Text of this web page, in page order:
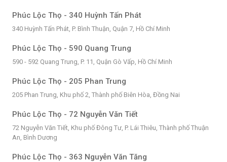
Phúc Lộc Thọ - 340 Huỳnh Tấn Phát
340 Huỳnh Tấn Phát, P. Bình Thuận, Quận 7, Hồ Chí Minh
Phúc Lộc Thọ - 590 Quang Trung
590 - 592 Quang Trung, P. 11, Quận Gò Vấp, Hồ Chí Minh
Phúc Lộc Thọ - 205 Phan Trung
205 Phan Trung, Khu phố 2, Thành phố Biên Hòa, Đồng Nai
Phúc Lộc Thọ - 72 Nguyễn Văn Tiết
72 Nguyễn Văn Tiết, Khu phố Đông Tư, P. Lái Thiêu, Thành phố Thuận
An, Bình Dương
Phúc Lộc Thọ - 363 Nguyễn Văn Tăng